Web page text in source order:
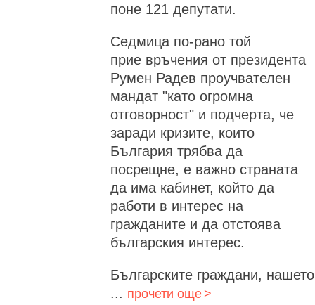
поне 121 депутати.
Седмица по-рано той
прие връчения от президента
Румен Радев проучвателен
мандат "като огромна
отговорност" и подчерта, че
заради кризите, които
България трябва да
посрещне, е важно страната
да има кабинет, който да
работи в интерес на
гражданите и да отстоява
българския интерес.
Българските граждани, нашето
... прочети още